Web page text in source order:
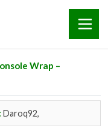
Wrap –
Daroq92,